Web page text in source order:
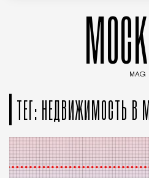
MAG
ТЕГ: НЕДВИЖИМОСТЬ В